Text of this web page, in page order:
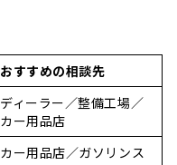
おすすめの相談先
ディーラー／整備工場／
カー用品店
カー用品店／ガソリンス